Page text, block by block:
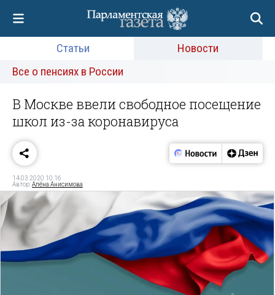
Статьи
Новости
Все о пенсиях в России
В Москве ввели свободное посещение
школ из-за коронавируса
14.03.2020 10:16
Автор:Алёна Анисимова